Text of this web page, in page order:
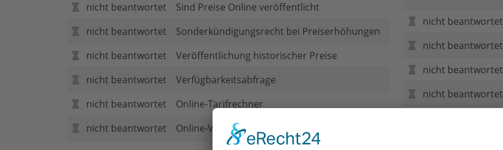
nicht beantwortet
Sind Preise Online veröffentlicht
nicht beantwortet
Sonderkündigungsrecht bei Preiserhöhungen
nicht beantwortet
Veröffentlichung historischer Preise
nicht beantwortet
Verfügbarkeitsabfrage
nicht beantwortet
Online-Tarifrechner
nicht beantwortet
Online-Vertragsabschluss
nicht beantwortet
nicht beantwortet
nicht beantwortet
nicht beantwortet